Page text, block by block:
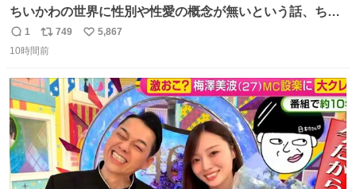
ちいかわの世界に性別や性愛の概念が無いという話、ちい
かわタロットでも恋人・女帝・女教皇あたりは性別を意識
させないように描かれてるんだよね。かなり徹底している
返
信
1
リ
ポ
ト
数
749
い
数
5,867
10時間前